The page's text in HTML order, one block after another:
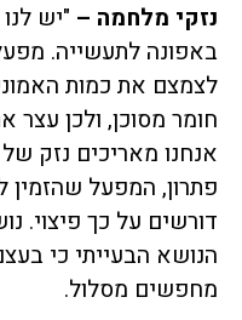
נזקי מלחמה – "יש
באפונה לתעשייה.
לצמצם את כמות
חומר מסוכן, ולכן
פתרון, המפעל שהזמין
דורשים על כך פיצוי.
הנושא הבעייתי כי
מחפשים מסלול.